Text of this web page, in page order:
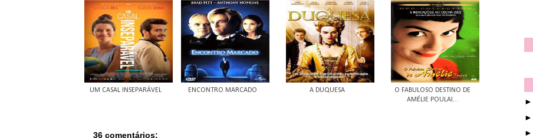
UM CASAL INSEPARÁVEL ENCONTRO MARCADO A DUQUESA
O FABULOSO DESTINO DE
AMÉLIE POULAI...
36 comentários:
►
►
►